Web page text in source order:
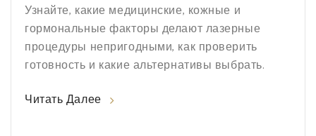
Узнайте, какие медицинские, кожные и
гормональные факторы делают лазерные
процедуры непригодными, как проверить
готовность и какие альтернативы выбрать.
Читать Далее